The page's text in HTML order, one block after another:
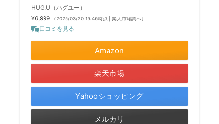
HUG.U（ハグユー）
¥6,999
（2025/03/20 15:46時点 | 楽天市場調べ）
口コミを見る
Amazon
楽天市場
Yahooショッピング
メルカリ